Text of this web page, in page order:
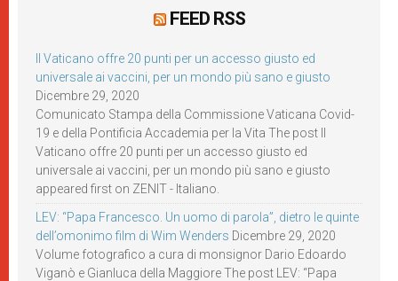
FEED RSS
Il Vaticano offre 20 punti per un accesso giusto ed
universale ai vaccini, per un mondo più sano e giusto
Dicembre 29, 2020
Comunicato Stampa della Commissione Vaticana Covid-
19 e della Pontificia Accademia per la Vita The post Il
Vaticano offre 20 punti per un accesso giusto ed
universale ai vaccini, per un mondo più sano e giusto
appeared first on ZENIT - Italiano.
LEV: “Papa Francesco. Un uomo di parola”, dietro le quinte
dell’omonimo film di Wim Wenders Dicembre 29, 2020
Volume fotografico a cura di monsignor Dario Edoardo
Viganò e Gianluca della Maggiore The post LEV: “Papa